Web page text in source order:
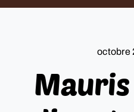
octobre